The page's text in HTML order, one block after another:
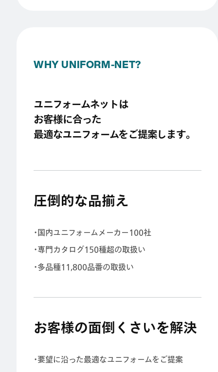
WHY UNIFORM-NET?
ユニフォームネットは
お客様に合った
最適なユニフォームをご提案します。
圧倒的な品揃え
・国内ユニフォームメーカー100社
・専門カタログ150種超の取扱い
・多品種11,800品番の取扱い
お客様の面倒くさいを解決
・要望に沿った最適なユニフォームをご提案